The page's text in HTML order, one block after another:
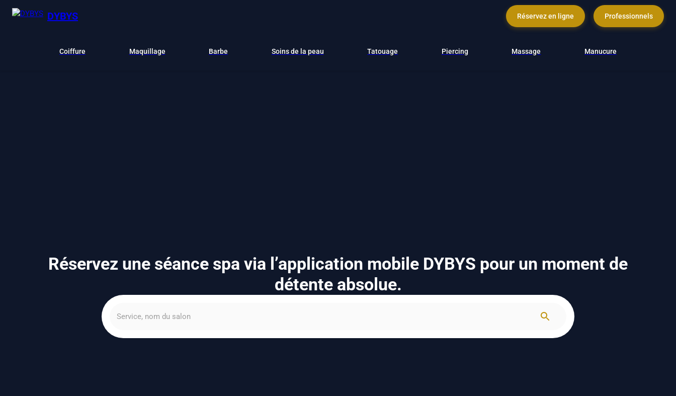
DYBYS Réservez en ligne Professionnels
Coiffure Maquillage Barbe Soins de la peau Tatouage Piercing Massage Manucure
Réservez une séance spa via l’application mobile DYBYS pour un moment de
détente absolue.